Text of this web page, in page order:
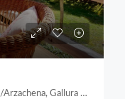
Via dei Velieri 5, Porto Cervo, Alzachèna/Arzachena, Gallura Nord-Est Sardegna, Sardigna/Sardegna, Italia